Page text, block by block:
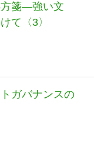
方箋―強い文
て〈3〉
ガバナンスの